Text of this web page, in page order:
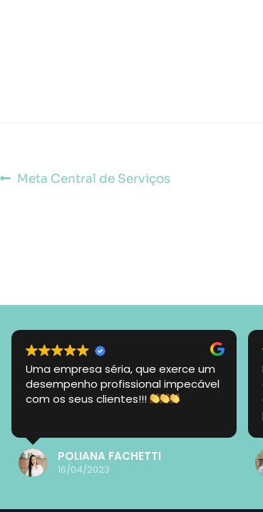
Meta Central de Serviços
Uma empresa séria, que exerce um
desempenho profissional impecável
com os seus clientes!!!
POLIANA FACHETTI
16/04/2023